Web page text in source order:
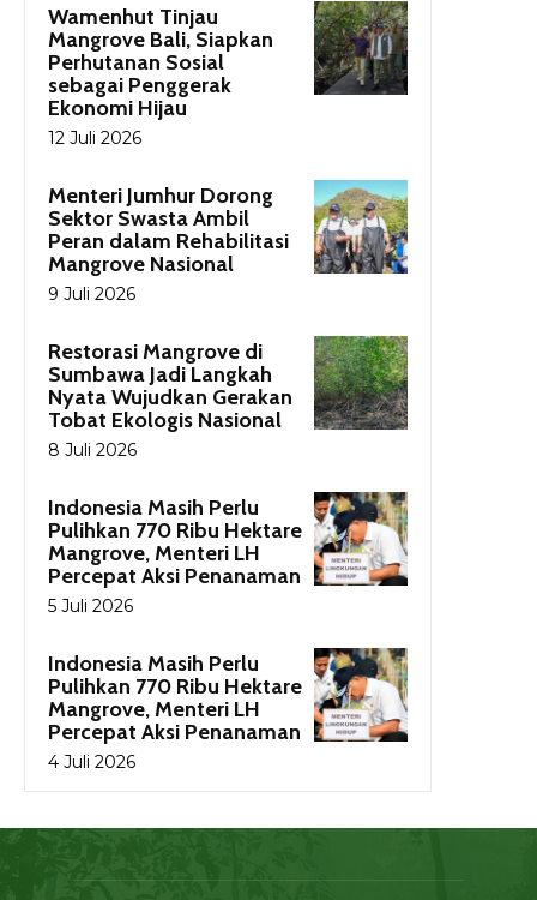
Wamenhut Tinjau
Mangrove Bali, Siapkan
Perhutanan Sosial
sebagai Penggerak
Ekonomi Hijau
12 Juli 2026
Menteri Jumhur Dorong
Sektor Swasta Ambil
Peran dalam Rehabilitasi
Mangrove Nasional
9 Juli 2026
Restorasi Mangrove di
Sumbawa Jadi Langkah
Nyata Wujudkan Gerakan
Tobat Ekologis Nasional
8 Juli 2026
Indonesia Masih Perlu
Pulihkan 770 Ribu Hektare
Mangrove, Menteri LH
Percepat Aksi Penanaman
5 Juli 2026
Indonesia Masih Perlu
Pulihkan 770 Ribu Hektare
Mangrove, Menteri LH
Percepat Aksi Penanaman
4 Juli 2026